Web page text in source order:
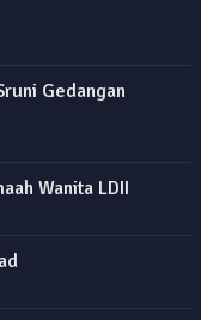
Gedangan
Wanita LDII